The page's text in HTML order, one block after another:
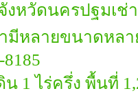
หวัดนครปฐมเช่า
ามีหลายขนาดหล
8185
น 1 ไร่ครึ่ง พื้นที่